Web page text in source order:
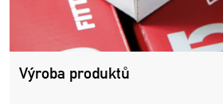
Výroba produktů